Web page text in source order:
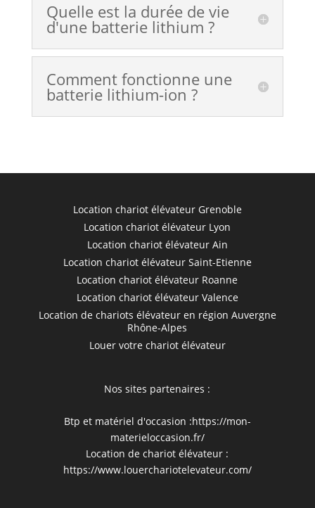
Quelle est la durée de vie
d'une batterie lithium ?
Comment fonctionne une
batterie lithium-ion ?
Location chariot élévateur Grenoble
Location chariot élévateur Lyon
Location chariot élévateur Ain
Location chariot élévateur Saint-Etienne
Location chariot élévateur Roanne
Location chariot élévateur Valence
Location de chariots élévateur en région Auvergne
Rhône-Alpes
Louer votre chariot élévateur
Nos sites partenaires :
Btp et matériel d'occasion :https://mon-
materieloccasion.fr/
Location de chariot élévateur :
https://www.louerchariotelevateur.com/